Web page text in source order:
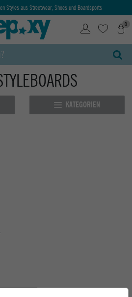
Styles aus Streetwear, Shoes und Boardsports
0
KATEGORIEN